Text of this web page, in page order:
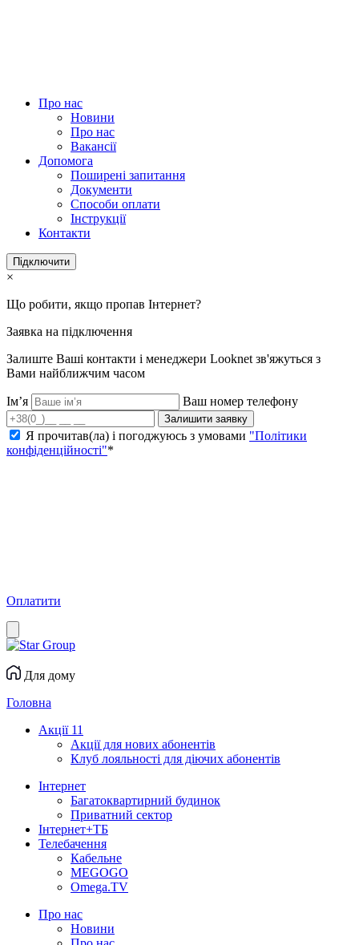
Про нас
Новини
Про нас
Вакансії
Допомога
Поширені запитання
Документи
Способи оплати
Інструкції
Контакти
Підключити
×
Що робити, якщо пропав Інтернет?
Заявка на підключення
Залиште Ваші контакти і менеджери Looknet зв'яжуться з
Вами найближчим часом
Ім’я Ваш номер телефону
Залишити заявку
Я прочитав(ла) і погоджуюсь з умовами "Політики
конфіденційності"*
Оплатити
Для дому
Головна
Акції 11
Акції для нових абонентів
Клуб лояльності для діючих абонентів
Інтернет
Багатоквартирний будинок
Приватний сектор
Інтернет+ТБ
Телебачення
Кабельне
MEGOGO
Omega.TV
Про нас
Новини